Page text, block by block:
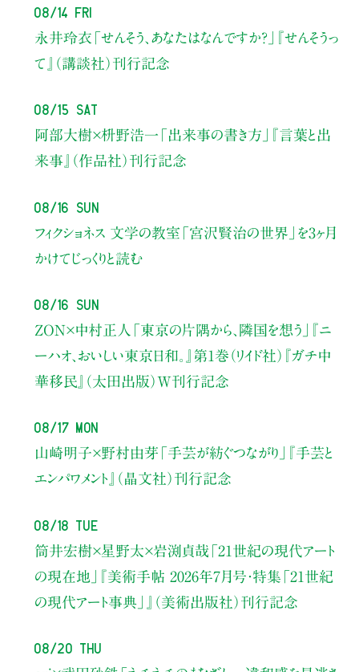
08/14 Fri
永井玲衣 「せんそう、あなたはなんですか？」
『せんそうっ
て』（講談社）刊行記念
08/15 Sat
阿部大樹×枡野浩一 「出来事の書き方」
『言葉と出
来事』（作品社）刊行記念
08/16 Sun
フィクショネス 文学の教室 「宮沢賢治の世界」を3ヶ月
かけてじっくりと読む
08/16 Sun
ZON×中村正人 「東京の片隅から、隣国を想う」
『ニ
ーハオ、おいしい東京日和。』第1巻（リイド社） 『ガチ中
華移民』（太田出版）W刊行記念
08/17 Mon
山崎明子×野村由芽 「手芸が紡ぐつながり」
『手芸と
エンパワメント』（晶文社）刊行記念
08/18 Tue
筒井宏樹×星野太×岩渕貞哉 「21世紀の現代アート
の現在地」
『美術手帖 2026年7月号・特集「21世紀
の現代アート事典」』（美術出版社）刊行記念
08/20 Thu